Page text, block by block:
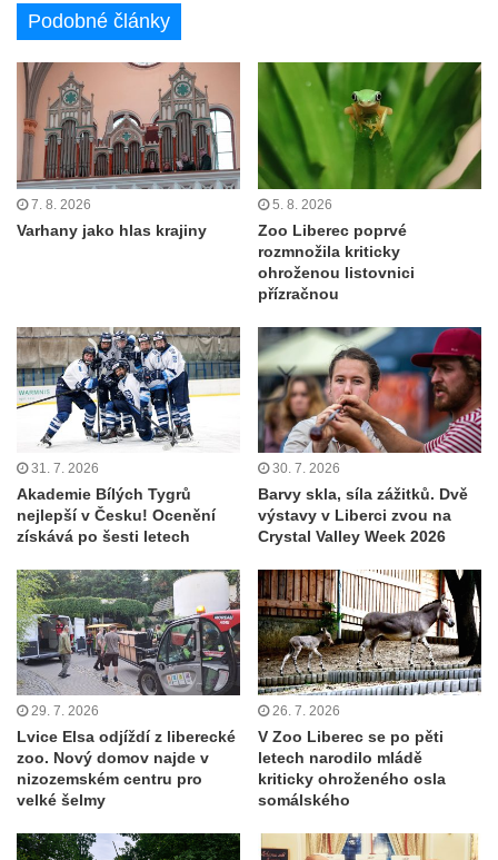
Podobné články
7. 8. 2026
Varhany jako hlas krajiny
5. 8. 2026
Zoo Liberec poprvé
rozmnožila kriticky
ohroženou listovnici
přízračnou
31. 7. 2026
Akademie Bílých Tygrů
nejlepší v Česku! Ocenění
získává po šesti letech
30. 7. 2026
Barvy skla, síla zážitků. Dvě
výstavy v Liberci zvou na
Crystal Valley Week 2026
29. 7. 2026
Lvice Elsa odjíždí z liberecké
zoo. Nový domov najde v
nizozemském centru pro
velké šelmy
26. 7. 2026
V Zoo Liberec se po pěti
letech narodilo mládě
kriticky ohroženého osla
somálského